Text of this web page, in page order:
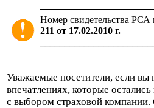
Номер свидетельства РСА
211 от 17.02.2010 г.
Уважаемые посетители, если вы
впечатлениях, которые
с выбором страховой